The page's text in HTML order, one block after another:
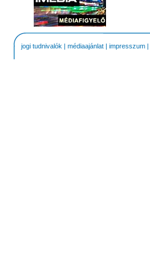
jogi tudnivalók | médiaajánlat | impresszum |